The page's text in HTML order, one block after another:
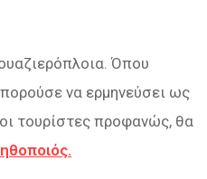
Όπου
να ερμηνεύσει ως
τουρίστες προφανώς, θα
ηθοποιός.